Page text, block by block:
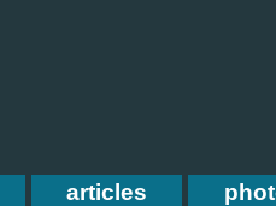
articles